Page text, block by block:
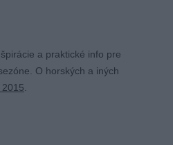
a praktické info pre
O horských a iných